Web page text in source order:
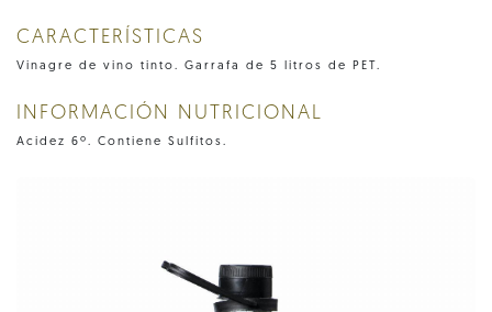
CARACTERÍSTICAS
Vinagre de vino tinto. Garrafa de 5 litros de PET.
INFORMACIÓN NUTRICIONAL
Acidez 6º. Contiene Sulfitos.